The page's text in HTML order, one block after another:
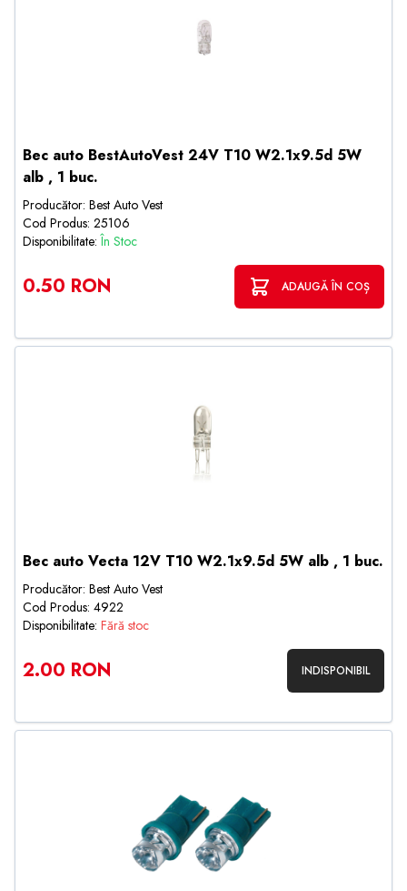
Bec auto BestAutoVest 24V T10 W2.1x9.5d 5W
alb , 1 buc.
Producător: Best Auto Vest
Cod Produs: 25106
Disponibilitate:În Stoc
0.50 RON ADAUGĂ ÎN COȘ
Bec auto Vecta 12V T10 W2.1x9.5d 5W alb , 1 buc.
Producător: Best Auto Vest
Cod Produs: 4922
Disponibilitate: Fără stoc
2.00 RON INDISPONIBIL